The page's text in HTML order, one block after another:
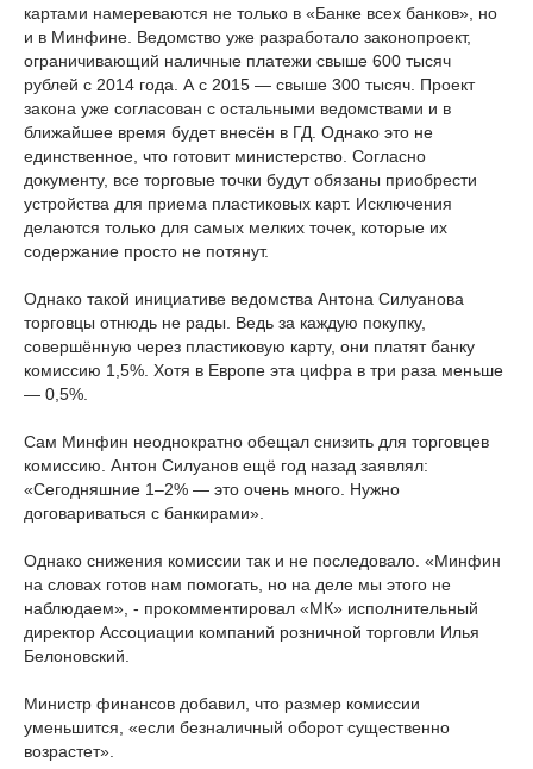
картами намереваются не только в «Банке всех банков», но
и в Минфине. Ведомство уже разработало законопроект,
ограничивающий наличные платежи свыше 600 тысяч
рублей с 2014 года. А с 2015 — свыше 300 тысяч. Проект
закона уже согласован с остальными ведомствами и в
ближайшее время будет внесён в ГД. Однако это не
единственное, что готовит министерство. Согласно
документу, все торговые точки будут обязаны приобрести
устройства для приема пластиковых карт. Исключения
делаются только для самых мелких точек, которые их
содержание просто не потянут.
Однако такой инициативе ведомства Антона Силуанова
торговцы отнюдь не рады. Ведь за каждую покупку,
совершённую через пластиковую карту, они платят банку
комиссию 1,5%. Хотя в Европе эта цифра в три раза меньше
— 0,5%.
Сам Минфин неоднократно обещал снизить для торговцев
комиссию. Антон Силуанов ещё год назад заявлял:
«Сегодняшние 1–2% — это очень много. Нужно
договариваться с банкирами».
Однако снижения комиссии так и не последовало. «Минфин
на словах готов нам помогать, но на деле мы этого не
наблюдаем», - прокомментировал «МК» исполнительный
директор Ассоциации компаний розничной торговли Илья
Белоновский.
Министр финансов добавил, что размер комиссии
уменьшится, «если безналичный оборот существенно
возрастет».